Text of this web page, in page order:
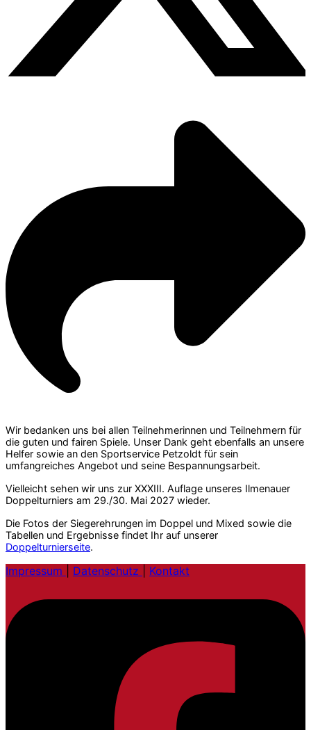
Wir bedanken uns bei allen Teilnehmerinnen und Teilnehmern für
die guten und fairen Spiele. Unser Dank geht ebenfalls an unsere
Helfer sowie an den Sportservice Petzoldt für sein
umfangreiches Angebot und seine Bespannungsarbeit.
Vielleicht sehen wir uns zur XXXIII. Auflage unseres Ilmenauer
Doppelturniers am 29./30. Mai 2027 wieder.
Die Fotos der Siegerehrungen im Doppel und Mixed sowie die
Tabellen und Ergebnisse findet Ihr auf unserer
Doppelturnierseite.
Impressum Datenschutz Kontakt